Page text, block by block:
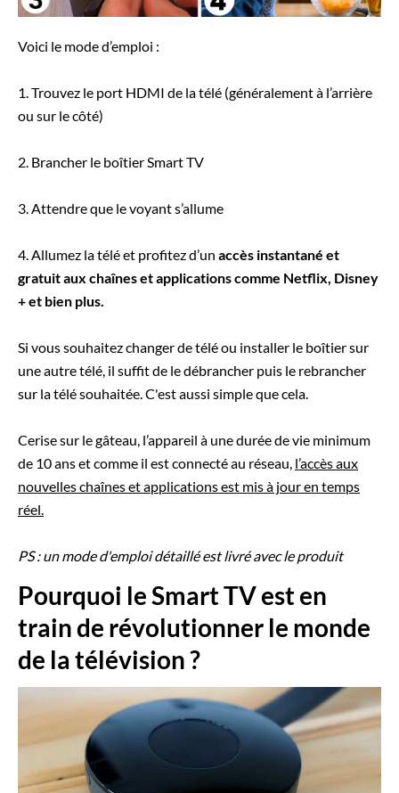
Voici le mode d’emploi :
1. Trouvez le port HDMI de la télé (généralement à l’arrière
ou sur le côté)
2. Brancher le boîtier Smart TV
3. Attendre que le voyant s’allume
4. Allumez la télé et profitez d’un accès instantané et
gratuit aux chaînes et applications comme Netflix, Disney
+ et bien plus.
Si vous souhaitez changer de télé ou installer le boîtier sur
une autre télé, il suffit de le débrancher puis le rebrancher
sur la télé souhaitée. C'est aussi simple que cela.
Cerise sur le gâteau, l’appareil à une durée de vie minimum
de 10 ans et comme il est connecté au réseau, l’accès aux
nouvelles chaînes et applications est mis à jour en temps
réel.
PS : un mode d'emploi détaillé est livré avec le produit
Pourquoi le Smart TV est en
train de révolutionner le monde
de la télévision ?